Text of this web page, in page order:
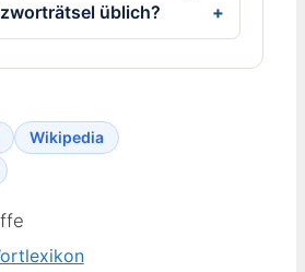
üblich?
Wikipedia